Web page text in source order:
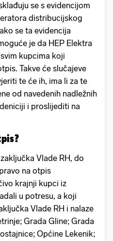
se s evidencijom
distribucijskog
se ta evidencija
je da HEP Elektra
kupcima koji
Takve će slučajeve
te će ih, ima li za te
od navedenih nadležnih
i proslijediti na
Vlade RH, do
na otpis
krajnji kupci iz
u potresu, a koji
Vlade RH i nalaze
Grada Gline; Grada
Općine Lekenik;